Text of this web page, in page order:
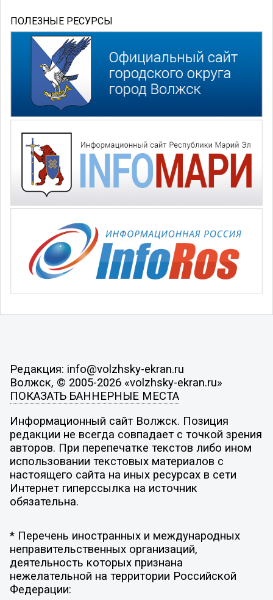
ПОЛЕЗНЫЕ РЕСУРСЫ
Редакция: info@volzhsky-ekran.ru
Волжск, © 2005-2026 «volzhsky-ekran.ru»
ПОКАЗАТЬ БАННЕРНЫЕ МЕСТА
Информационный сайт Волжск. Позиция
редакции не всегда совпадает с точкой зрения
авторов. При перепечатке текстов либо ином
использовании текстовых материалов с
настоящего сайта на иных ресурсах в сети
Интернет гиперссылка на источник
обязательна.
* Перечень иностранных и международных
неправительственных организаций,
деятельность которых признана
нежелательной на территории Российской
Федерации: